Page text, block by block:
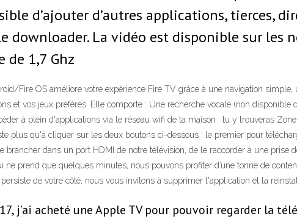
d’ajouter d’autres applications, tierces,
La vidéo est disponible sur les
de 1,7 Ghz
Fire OS améliore votre expérience Fire TV grâce à une navigation
et vos jeux préférés. Elle comporte : Une recherche vocale (non
à plein d'applications via le réseau wifi de ta maison : tu y trouveras
plus qu'à cliquer sur les deux boutons ci-dessous : le premier pour
brancher dans un port HDMI de notre télévision, de le raccorder à une prise
ne prend que quelques minutes, nous pouvons profiter d’une tonne de
de votre côté, nous vous invitons à supprimer l'application et la
j’ai acheté une Apple TV pour pouvoir regarder la